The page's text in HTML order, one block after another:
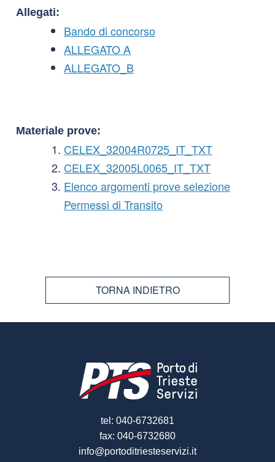
Allegati:
Bando di concorso
ALLEGATO A
ALLEGATO_B
Materiale prove:
CELEX_32004R0725_IT_TXT
CELEX_32005L0065_IT_TXT
Elenco argomenti prove selezione
Permessi di Transito
TORNA INDIETRO
tel: 040-6732681
fax: 040-6732680
info@portoditriesteservizi.it